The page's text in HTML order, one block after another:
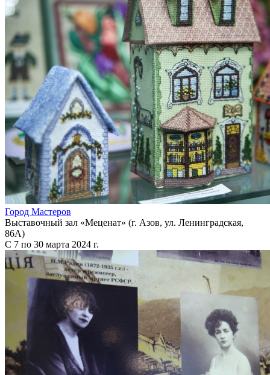
Город Мастеров
Выставочный зал «Меценат» (г. Азов, ул. Ленинградская,
86А)
С 7 по 30 марта 2024 г.